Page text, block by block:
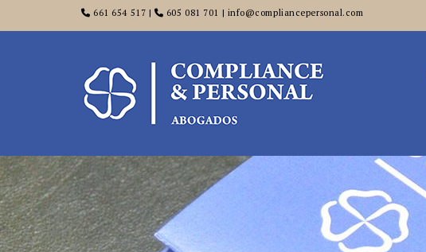
661 654 517 | 605 081 701 | info@compliancepersonal.com